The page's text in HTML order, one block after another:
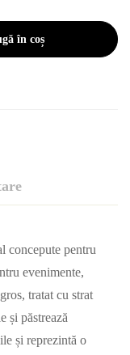
în coș
concepute pentru
evenimente,
tratat cu strat
și păstrează
și reprezintă o